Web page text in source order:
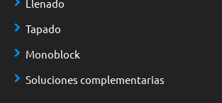
Llenado
Tapado
Monoblock
Soluciones complementarias